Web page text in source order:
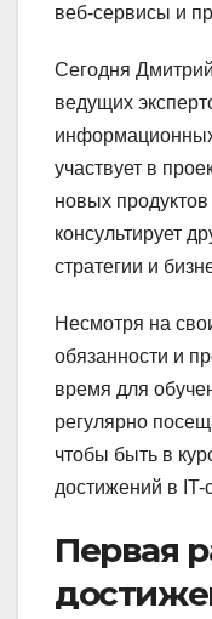
веб-сервисы и
Сегодня
ведущих
участвует в
новых
консультирует
стратегии и
Несмотря на
обязанности и
время для
регулярно
чтобы быть в
достижений в
Первая